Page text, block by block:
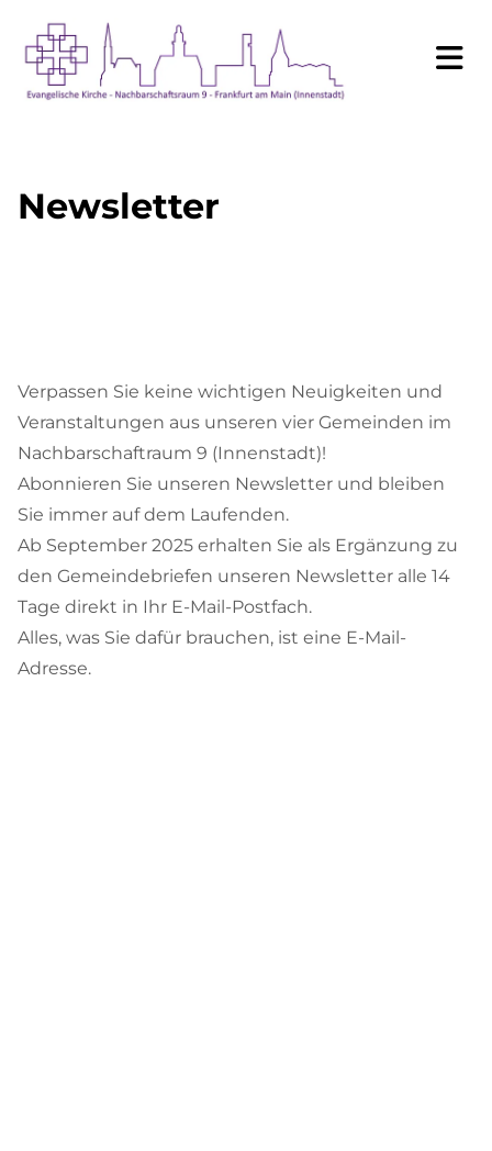
Newsletter
Verpassen Sie keine wichtigen Neuigkeiten und
Veranstaltungen aus unseren vier Gemeinden im
Nachbarschaftraum 9 (Innenstadt)!
Abonnieren Sie unseren Newsletter und bleiben
Sie immer auf dem Laufenden.
Ab September 2025 erhalten Sie als Ergänzung zu
den Gemeindebriefen unseren Newsletter alle 14
Tage direkt in Ihr E-Mail-Postfach.
Alles, was Sie dafür brauchen, ist eine E-Mail-
Adresse.